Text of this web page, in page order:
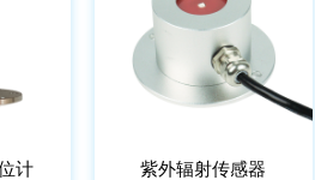
计 紫外辐射传感器